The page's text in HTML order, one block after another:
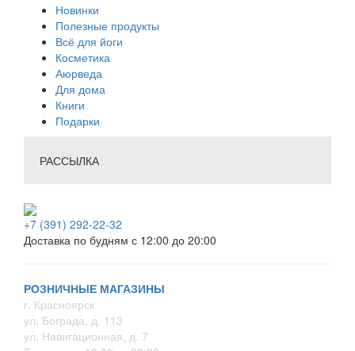
Новинки
Полезные продукты
Всё для йоги
Косметика
Аюрведа
Для дома
Книги
Подарки
РАССЫЛКА
+7 (391) 292-22-32
Доставка по будням с 12:00 до 20:00
РОЗНИЧНЫЕ МАГАЗИНЫ
г. Красноярск
ул. Бограда, д. 113
ул. Навигационная, д. 7